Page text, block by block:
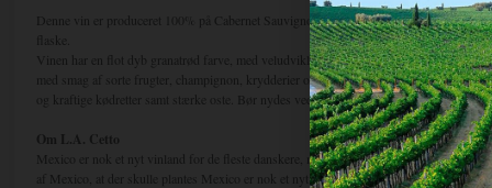
Denne vin er produceret 100% på Cabernet Sauvignon. Vinen lagrer mellem 12-16
flaske.
Vinen har en flot dyb granatrød farve, med veludviklet bouquet af vanilje, peber,
med smag af sorte frugter, champignon, krydderier og en lang afslutning. Tyngden i
og kraftige kødretter samt stærke oste. Bør nydes ved ca. 15 C.
Om L.A. Cetto
Mexico er nok et nyt vinland for de fleste danskere, men nybegyndere er de bestemt
af Mexico, at der skulle plantes Mexico er nok et nyt vinland for de fleste danskere,